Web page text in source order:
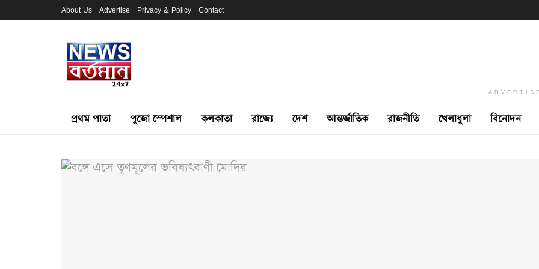
About Us Advertise Privacy & Policy Contact
প্রথম পাতা পুজো স্পেশাল কলকাতা রাজ্যে দেশ আন্তর্জাতিক রাজনীতি খেলাধুলা বিনোদন